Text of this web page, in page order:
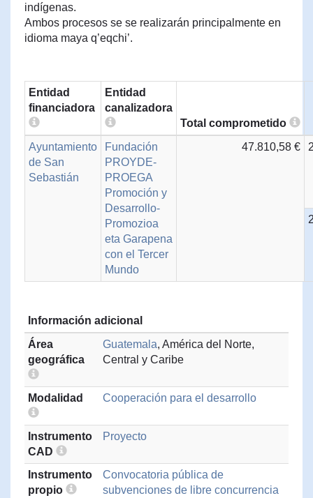
indígenas.
Ambos procesos se se realizarán principalmente en
idioma maya q’eqchi’.
Entidad
financiadora
Entidad
canalizadora
Total comprometido
Ayuntamiento
de San
Sebastián
Fundación
PROYDE-
PROEGA
Promoción y
Desarrollo-
Promozioa
eta Garapena
con el Tercer
Mundo
47.810,58 €
Información adicional
Área
geográfica
Guatemala, América del Norte,
Central y Caribe
Modalidad Cooperación para el desarrollo
Instrumento
CAD
Proyecto
Instrumento
propio
Convocatoria pública de
subvenciones de libre concurrencia